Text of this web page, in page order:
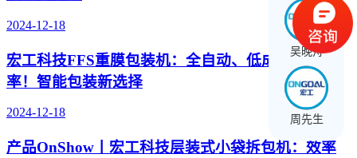
2024-12-18
宏工科技FFS重膜包装机：全自动、低成本、高效
率！智能包装新选择
2024-12-18
产品OnShow丨宏工科技层装式小袋拆包机：效率
吴晚舟
周先生